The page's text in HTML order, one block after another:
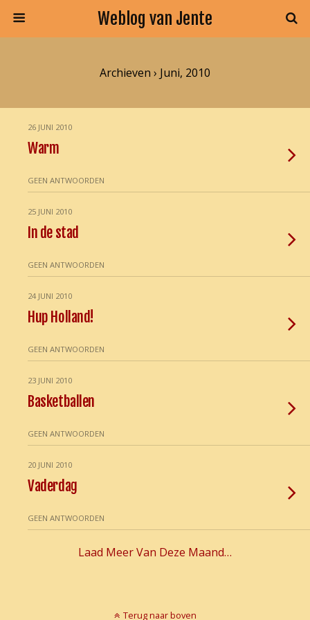
Weblog van Jente
Archieven › Juni, 2010
26 JUNI 2010
Warm
GEEN ANTWOORDEN
25 JUNI 2010
In de stad
GEEN ANTWOORDEN
24 JUNI 2010
Hup Holland!
GEEN ANTWOORDEN
23 JUNI 2010
Basketballen
GEEN ANTWOORDEN
20 JUNI 2010
Vaderdag
GEEN ANTWOORDEN
Laad Meer Van Deze Maand…
Terug naar boven